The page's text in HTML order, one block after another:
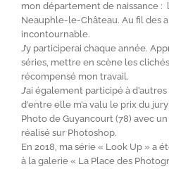
mon département de naissance :
Neauphle-le-Château. Au fil des
incontournable.
J’y participerai chaque année.
séries, mettre en scène les
récompensé mon travail.
J’ai également participé à
d’entre elle m’a valu le prix du
Photo de Guyancourt (78) avec
réalisé sur Photoshop.
En 2018, ma série « Look Up » a
à la galerie « La Place des